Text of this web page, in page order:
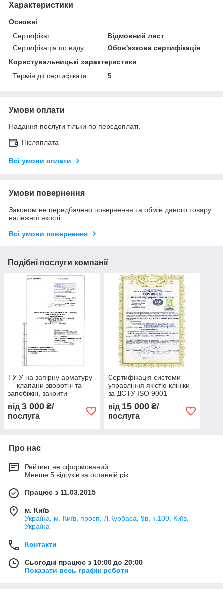
Характеристики
Основні
Сертифікат
Відмовний лист
Сертифікація по виду
Обов'язкова сертифікація
Користувальницькі характеристики
Термін дії сертифіката
5
Умови оплати
Надання послуги тільки по передоплаті.
Післяплата
Всі умови оплати
Умови повернення
Законом не передбачено повернення та обмін даного товару
належної якості
Всі умови повернення
Подібні послуги компанії
ТУ У на запірну арматуру
— клапани зворотні та
запобіжні, закрити
поворотні дискові та інші
види
від 3 000 ₴/
послуга
Сертифікація системи
управління якістю клініки
за ДСТУ ISO 9001
від 15 000₴/
послуга
Про нас
Рейтинг не сформований
Менше 5 відгуків за останній рік
Працює з 11.03.2015
м. Київ
Україна, м. Київ, просп. Л.Курбаса, 9в, к.100, Київ,
Україна
Контакти
Сьогодні працює з 10:00 до 20:00
Показати весь графік роботи